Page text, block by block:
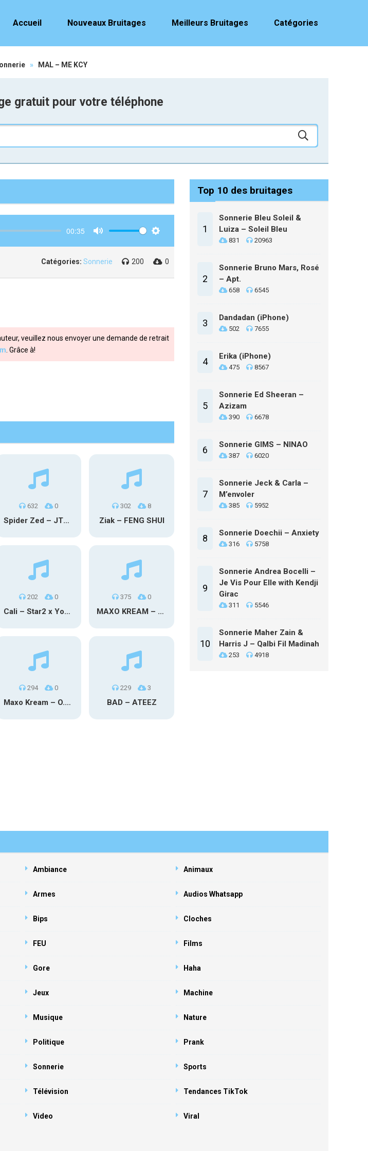
Accueil Nouveaux Bruitages Meilleurs Bruitages Catégories
» MAL – ME KCY
gratuit pour votre téléphone
00:35
Catégories: Sonnerie 200 0
veuillez nous envoyer une demande de retrait
. Grâce à!
632 0
Spider Zed – JTM OU TG
302 8
Ziak – FENG SHUI
202 0
Cali – Star2 x Young Henny
375 0
MAXO KREAM – 6 MONTHS CLEAN
294 0
Maxo Kream – O.Y.N
229 3
BAD – ATEEZ
Top 10 des bruitages
1
Sonnerie Bleu Soleil &
Luiza – Soleil Bleu
831 20963
2
Sonnerie Bruno Mars, Rosé
– Apt.
658 6545
3 Dandadan (iPhone)
502 7655
4 Erika (iPhone)
475 8567
5
Sonnerie Ed Sheeran –
Azizam
390 6678
6 Sonnerie GIMS – NINAO
387 6020
7
Sonnerie Jeck & Carla –
M’envoler
385 5952
8 Sonnerie Doechii – Anxiety
316 5758
9
Sonnerie Andrea Bocelli –
Je Vis Pour Elle with Kendji
Girac
311 5546
10
Sonnerie Maher Zain &
Harris J – Qalbi Fil Madinah
253 4918
Ambiance Animaux
Armes Audios Whatsapp
Bips Cloches
FEU Films
Gore Haha
Jeux Machine
Musique Nature
Politique Prank
Sonnerie Sports
Télévision Tendances TikTok
Video Viral